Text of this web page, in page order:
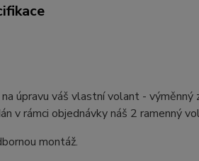
úpravu váš vlastní volant -
v rámci objednávky náš 2 ramenný
montáž.